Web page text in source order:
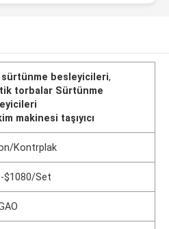
sürtünme besleyicileri,
torbalar Sürtünme
makinesi taşıyıcı
Kontrplak
$1080/Set